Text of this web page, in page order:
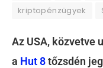
kriptopénzügyek
Az USA, közvetve
a Hut 8tőzsdén